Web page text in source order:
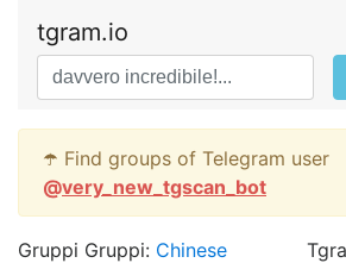
tgram.io
☂️ Find groups of Telegram user
@very_new_tgscan_bot
Gruppi Gruppi: Chinese